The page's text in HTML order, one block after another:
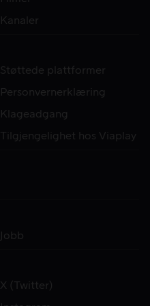
Kanaler
Støttede plattformer
Personvernerklæring
Klageadgang
Tilgjengelighet hos Viaplay
Jobb
X (Twitter)